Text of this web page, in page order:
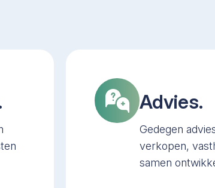
Advies.
Gedegen
verkopen,
samen